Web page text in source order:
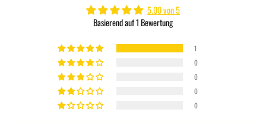
5.00 von 5
Basierend auf 1 Bewertung
1
0
0
0
0